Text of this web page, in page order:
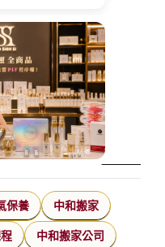
保養 中和搬家
中和搬家公司